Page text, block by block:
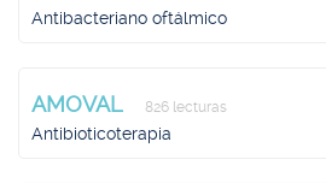
Antibacteriano oftálmico
AMOVAL 826 lecturas
Antibioticoterapia